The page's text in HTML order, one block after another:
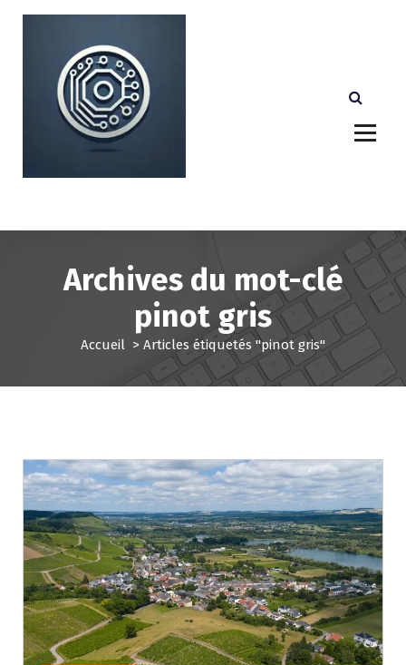
e
Archives du mot-clé
pinot gris
Accueil > Articles étiquetés "pinot gris"